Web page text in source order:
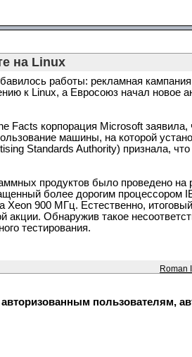
на Linux
работы: рекламная
к Linux, а Евросоюз начал новое
Facts корпорация Microsoft
машины, на которой
Standards Authority) признала,
продуктов было проведено
более дорогим процессором
900 МГц. Естественно,
акции. Обнаружив такое
тестирования.
Roman
пользователям,